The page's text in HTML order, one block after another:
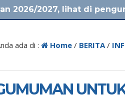
lihat di pengumuman
ada di : Home/ BERITA/